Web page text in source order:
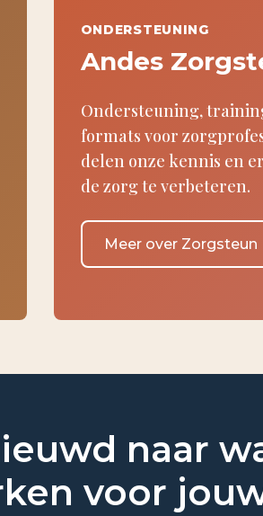
ONDERSTEUNING
Andes
Ondersteuning,
formats voor
delen onze kennis en
de zorg te verbeteren.
Meer over Zorgsteun
naar
voor